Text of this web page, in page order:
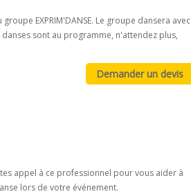
EXPRIM'DANSE. Le groupe dansera avec
sont au programme, n'attendez plus,
appel à ce professionnel pour vous aider à
lors de votre événement.